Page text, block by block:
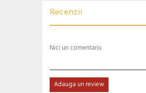
Recenzii
Nici un comentariu
Adauga un review